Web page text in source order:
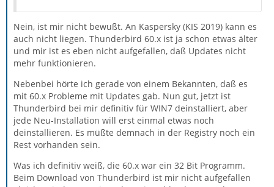
Nein, ist mir nicht bewußt. An Kaspersky (KIS 2019) kann es
auch nicht liegen. Thunderbird 60.x ist ja schon etwas älter
und mir ist es eben nicht aufgefallen, daß Updates nicht
mehr funktionieren.
Nebenbei hörte ich gerade von einem Bekannten, daß es
mit 60.x Probleme mit Updates gab. Nun gut, jetzt ist
Thunderbird bei mir definitiv für WIN7 deinstalliert, aber
jede Neu-Installation will erst einmal etwas noch
deinstallieren. Es müßte demnach in der Registry noch ein
Rest vorhanden sein.
Was ich definitiv weiß, die 60.x war ein 32 Bit Programm.
Beim Download von Thunderbird ist mir nicht aufgefallen